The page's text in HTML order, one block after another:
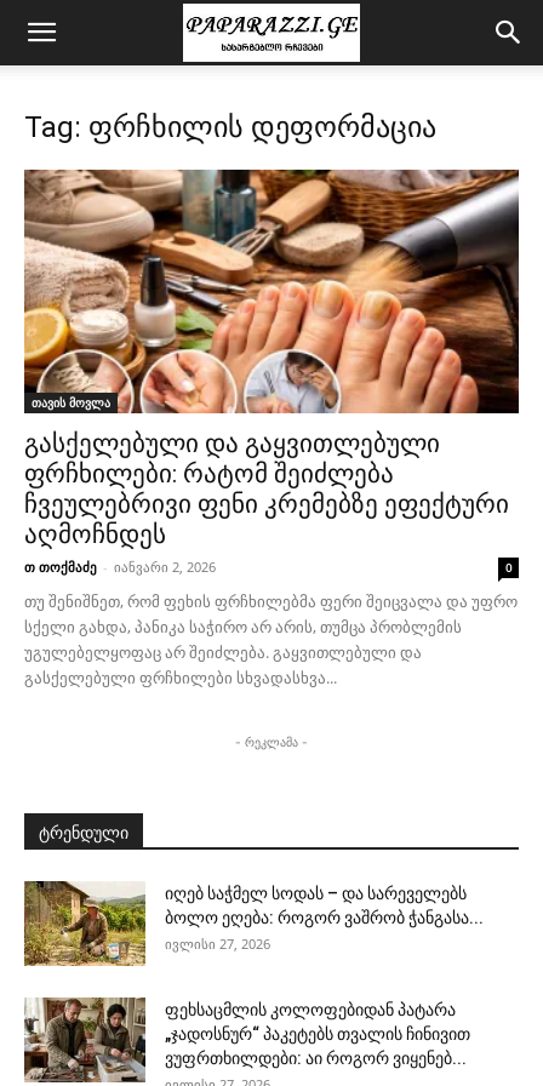
Tag: ფრჩხილის დეფორმაცია
თავის მოვლა
გასქელებული და გაყვითლებული
ფრჩხილები: რატომ შეიძლება
ჩვეულებრივი ფენი კრემებზე ეფექტური
აღმოჩნდეს
თ თოქმაძე - იანვარი 2, 2026 0
თუ შენიშნეთ, რომ ფეხის ფრჩხილებმა ფერი შეიცვალა და უფრო
სქელი გახდა, პანიკა საჭირო არ არის, თუმცა პრობლემის
უგულებელყოფაც არ შეიძლება. გაყვითლებული და
გასქელებული ფრჩხილები სხვადასხვა...
- რეკლამა -
ტრენდული
იღებ საჭმელ სოდას – და სარეველებს
ბოლო ეღება: როგორ ვაშრობ ჭანგასა...
ივლისი 27, 2026
ფეხსაცმლის კოლოფებიდან პატარა
„ჯადოსნურ“ პაკეტებს თვალის ჩინივით
ვუფრთხილდები: აი როგორ ვიყენებ...